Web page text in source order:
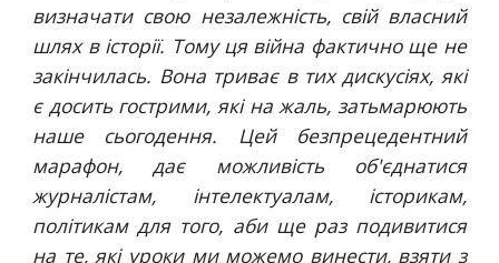
визначати свою незалежність, свій власний
шлях в історії. Тому ця війна фактично ще не
закінчилась. Вона триває в тих дискусіях, які
є досить гострими, які на жаль, затьмарюють
наше сьогодення. Цей безпрецедентний
марафон, дає можливість об'єднатися
журналістам, інтелектуалам, історикам,
політикам для того, аби ще раз подивитися
на те, які уроки ми можемо винести, взяти з